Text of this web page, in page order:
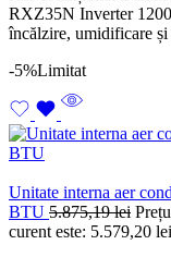
RXZ35N Inverter
încălzire, umidificare
-5%Limitat
Unitate interna aer
BTU 5.875,19lei
curent este: 5.579,20